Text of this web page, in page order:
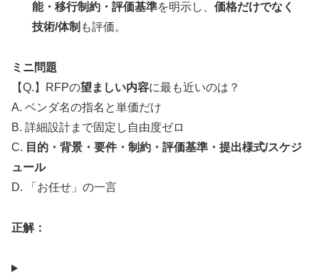
能・移行制約・評価基準を明示し、価格だけでなく
技術/体制 も評価。
ミニ問題
【Q.】RFPの望ましい内容に最も近いのは？
A. ベンダ名の指名と単価だけ
B. 詳細設計まで固定し自由度ゼロ
C. 目的・背景・要件・制約・評価基準・提出様式/スケジ
ュール
D. 「お任せ」の一言
正解：